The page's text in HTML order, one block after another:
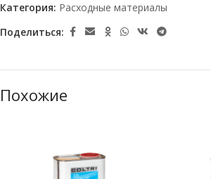
Категория: Расходные материалы
Поделиться:
Похожие